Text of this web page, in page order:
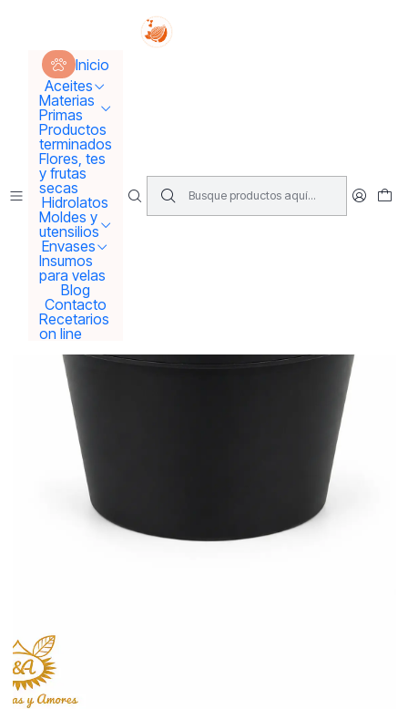
Inicio
Aceites
Materias
Primas
Productos
terminados
Flores, tes
y frutas
secas
Hidrolatos
Moldes y
utensilios
Envases
Insumos
para velas
Blog
Contacto
Recetarios
on line
Tus sueños se concretan aquí !!!
Inicio Envases